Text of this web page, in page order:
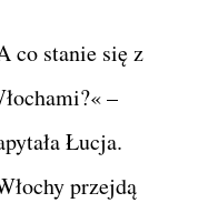
co stanie się z
–
Łucja.
przejdą